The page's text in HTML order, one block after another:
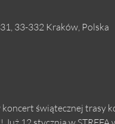
33-332 Kraków, Polska
świątecznej trasy